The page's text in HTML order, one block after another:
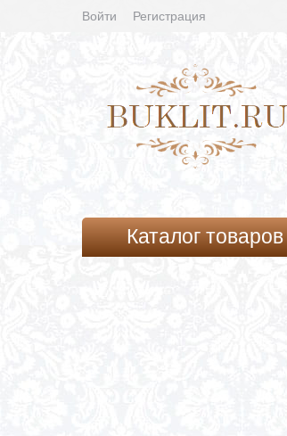
Войти Регистрация
Каталог товаров